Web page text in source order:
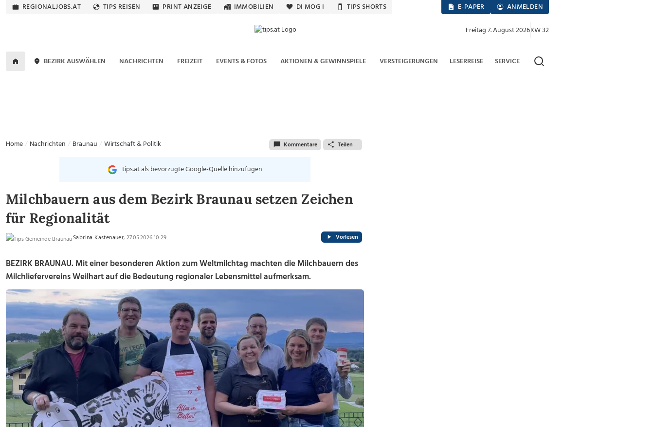
REGIONALJOBS.AT TIPS REISEN PRINT ANZEIGE IMMOBILIEN DI MOG I TIPS SHORTS E-PAPER ANMELDEN
Freitag 7. August 2026KW 32
BEZIRK AUSWÄHLEN NACHRICHTEN FREIZEIT EVENTS & FOTOS AKTIONEN & GEWINNSPIELE VERSTEIGERUNGEN LESERREISE SERVICE
Home Nachrichten Braunau Wirtschaft & Politik Kommentare Teilen
tips.at als bevorzugte Google-Quelle hinzufügen
Milchbauern aus dem Bezirk Braunau setzen Zeichen
für Regionalität
Sabrina Kastenauer, 27.05.2026 10:29 Vorlesen
BEZIRK BRAUNAU. Mit einer besonderen Aktion zum Weltmilchtag machten die Milchbauern des
Milchliefervereins Weilhart auf die Bedeutung regionaler Lebensmittel aufmerksam.